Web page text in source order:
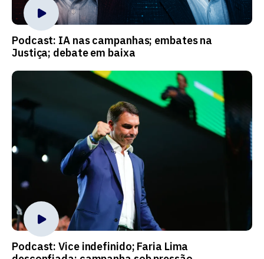
Podcast: IA nas campanhas; embates na
Justiça; debate em baixa
Podcast: Vice indefinido; Faria Lima